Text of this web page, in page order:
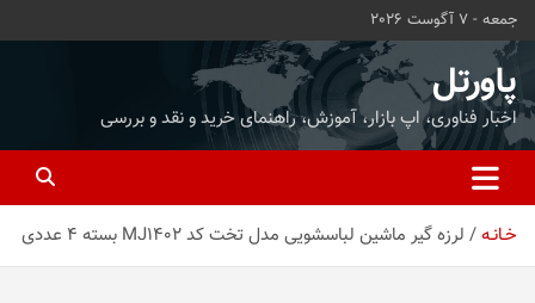
محتوا
بروید
جمعه - 7 آگوست 2026
پاورتل
اخبار فناوری، اپ بازار، آموزش، راهنمای خرید و نقد و بررسی
خـانـه لرزه گیر ماشین لباسشویی مدل تخت کد MJ1402 بسته 4 عددی